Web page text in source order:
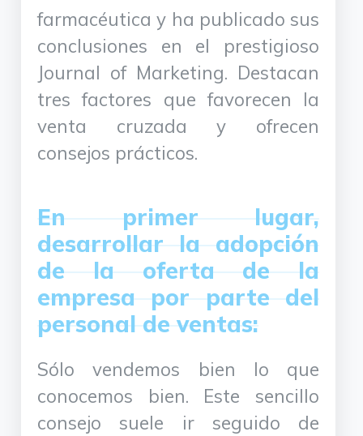
farmacéutica y ha publicado sus
conclusiones en el prestigioso
Journal of Marketing. Destacan
tres factores que favorecen la
venta cruzada y ofrecen
consejos prácticos.
En primer lugar,
desarrollar la adopción
de la oferta de la
empresa por parte del
personal de ventas:
Sólo vendemos bien lo que
conocemos bien. Este sencillo
consejo suele ir seguido de